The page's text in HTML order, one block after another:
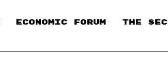
ECONOMIC FORUM THE